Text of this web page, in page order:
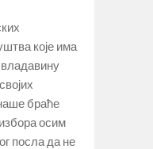
које има
браће
осим
посла да не